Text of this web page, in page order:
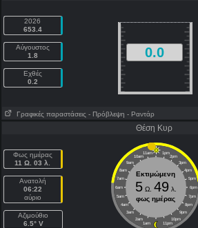
2026
653.4
Αύγουστος
1.8
Εχθές
0.2
0.0
Γραφικές παραστάσεις - Πρόβλεψη - Ραντάρ
Θέση Κυρ
Φως ημέρας
11 Ω. 03 λ.
Ανατολή
06:22
αύριο
Aζιμούθιο
6.5° V
11am 1pm
10am 2pm
9am 3pm
8am 4pm
7am 5pm
6am 6pm
5am 7pm
4am 8pm
3am 9pm
2am 10pm
1am 11pm
Εκτιμώμενη
5Ω. 49λ.
φως ημέρας